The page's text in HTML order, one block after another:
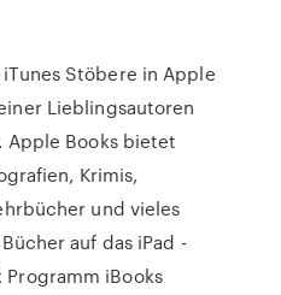
Stöbere in Apple
Lieblingsautoren
Apple Books bietet
Krimis,
und vieles
auf das iPad -
Programm iBooks